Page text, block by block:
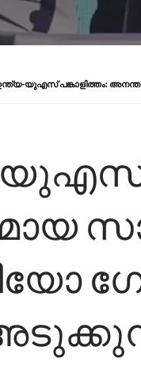
യുഎസ് പങ്കാളിത്തം: